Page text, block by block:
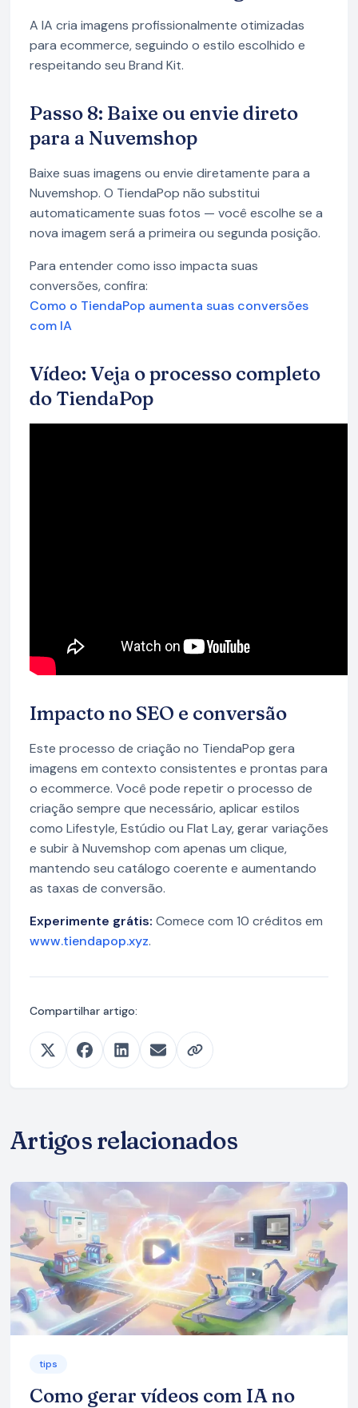
A IA cria imagens profissionalmente otimizadas
para ecommerce, seguindo o estilo escolhido e
respeitando seu Brand Kit.
Passo 8: Baixe ou envie direto
para a Nuvemshop
Baixe suas imagens ou envie diretamente para a
Nuvemshop. O TiendaPop não substitui
automaticamente suas fotos — você escolhe se a
nova imagem será a primeira ou segunda posição.
Para entender como isso impacta suas
conversões, confira:
Como o TiendaPop aumenta suas conversões
com IA
Vídeo: Veja o processo completo
do TiendaPop
Impacto no SEO e conversão
Este processo de criação no TiendaPop gera
imagens em contexto consistentes e prontas para
o ecommerce. Você pode repetir o processo de
criação sempre que necessário, aplicar estilos
como Lifestyle, Estúdio ou Flat Lay, gerar variações
e subir à Nuvemshop com apenas um clique,
mantendo seu catálogo coerente e aumentando
as taxas de conversão.
Experimente grátis: Comece com 10 créditos em
www.tiendapop.xyz.
Compartilhar artigo:
Artigos relacionados
tips
Como gerar vídeos com IA no